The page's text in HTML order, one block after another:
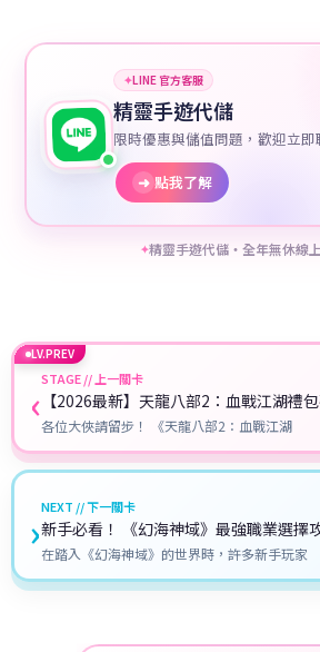
✦LINE 官方客服
精靈手遊代儲
限時優惠與儲值問題，歡迎立即
➜ 點我了解
✦精靈手遊代儲・全年無休線
LV.PREV
‹STAGE // 上一關卡
【2026最新】天龍八部2：血戰江湖禮
教學全攻略
各位大俠請留步！ 《天龍八部2：血戰江湖
NEXT // 下一關卡
新手必看！ 《幻海神域》最強職業選擇
在踏入《幻海神域》的世界時，許多新手玩家
›